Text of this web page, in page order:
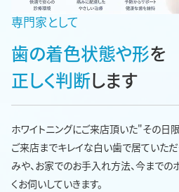
専門家として
歯の着色状態や形を
正しく判断します
ホワイトニングにご来店頂いた"その日
ご来店までキレイな白い歯で居ていた
みや、お家でのお手入れ方法、今まで
くお伺いしていきます。